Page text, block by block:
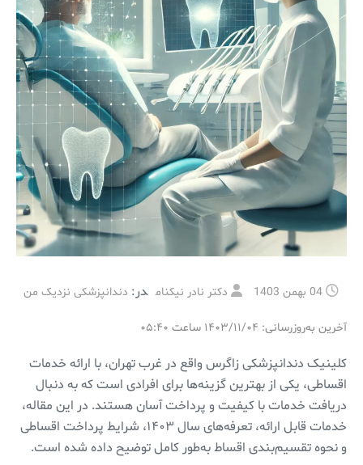
04 بهمن 1403 دکتر نادر نیکنام در: دندانپزشکی نزدیک من
آخرین به‌روزرسانی: ۱۴۰۳/۱۱/۰۴ ساعت ۰۵:۴۰
کلینیک دندانپزشکی زاگرس واقع در غرب تهران، با ارائه خدمات
اقساطی، یکی از بهترین گزینه‌ها برای افرادی است که به دنبال
دریافت خدمات با کیفیت و پرداخت آسان هستند. در این مقاله،
خدمات قابل ارائه، تعرفه‌های سال ۱۴۰۳، شرایط پرداخت اقساطی
و نحوه تقسیم‌بندی اقساط به‌طور کامل توضیح داده شده است.